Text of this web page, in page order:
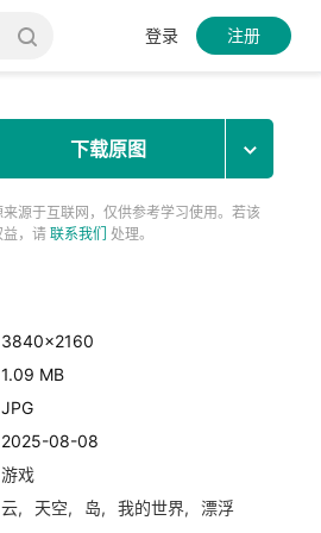
登录 注册
下载原图
源于互联网，仅供参考学习使用。若该
益，请联系我们 处理。
3840x2160
1.09 MB
JPG
2025-08-08
游戏
云 天空 岛 我的世界 漂浮